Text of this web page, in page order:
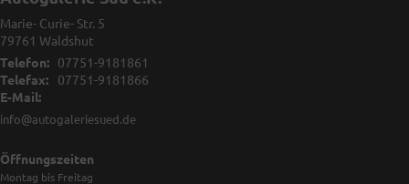
Marie- Curie- Str. 5
79761 Waldshut
Telefon:
07751-9181861
Telefax:
07751-9181866
E-Mail:
info@autogaleriesued.de
Öffnungszeiten
Montag bis Freitag